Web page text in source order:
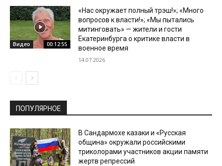
Видео 00:12:55
«Нас окружает полный трэш!»; «Много
вопросов к власти!»; «Мы пытались
митинговать» — жители и гости
Екатеринбурга о критике власти в
военное время
14.07.2026
ПОПУЛЯРНОЕ
В Сандармохе казаки и «Русская
община» окружали российскими
триколорами участников акции памяти
жертв репрессий